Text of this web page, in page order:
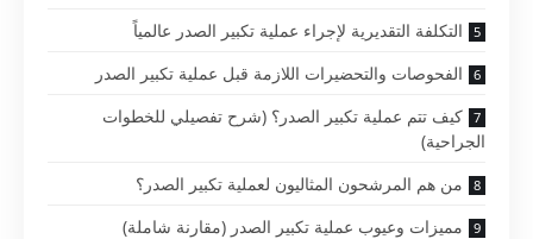
التكلفة التقديرية لإجراء عملية تكبير الصدر عالمياً
الفحوصات والتحضيرات اللازمة قبل عملية تكبير الصدر
كيف تتم عملية تكبير الصدر؟ (شرح تفصيلي للخطوات
الجراحية)
من هم المرشحون المثاليون لعملية تكبير الصدر؟
مميزات وعيوب عملية تكبير الصدر (مقارنة شاملة)